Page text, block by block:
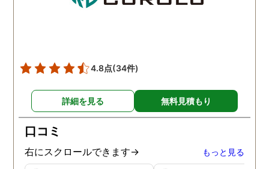
4.8点(34件)
詳細を見る 無料見積もり
口コミ
右にスクロールできます→ もっと見る